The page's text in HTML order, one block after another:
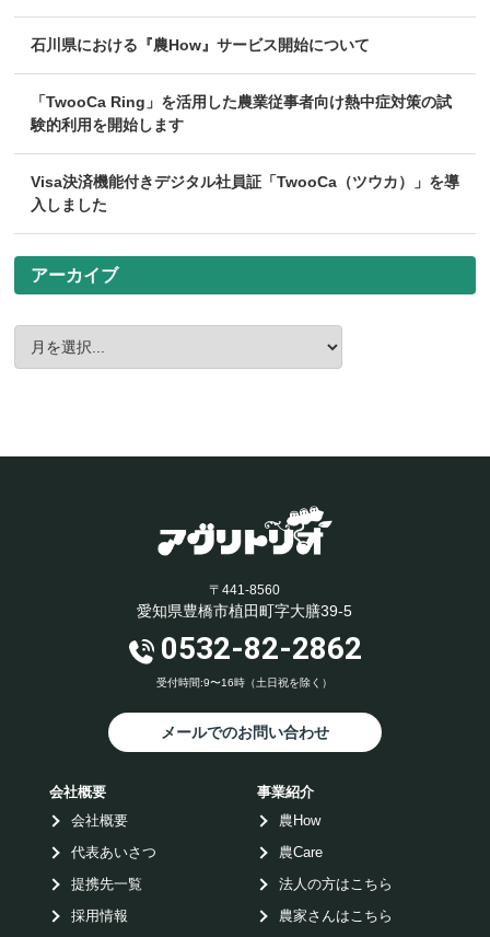
石川県における『農How』サービス開始について
「TwooCa Ring」を活用した農業従事者向け熱中症対策の試
験的利用を開始します
Visa決済機能付きデジタル社員証「TwooCa（ツウカ）」を導
入しました
アーカイブ
〒441-8560
愛知県豊橋市植田町字大膳39-5
0532-82-2862
受付時間:9〜16時（土日祝を除く）
メールでのお問い合わせ
会社概要
会社概要
代表あいさつ
提携先一覧
採用情報
事業紹介
農How
農Care
法人の方はこちら
農家さんはこちら